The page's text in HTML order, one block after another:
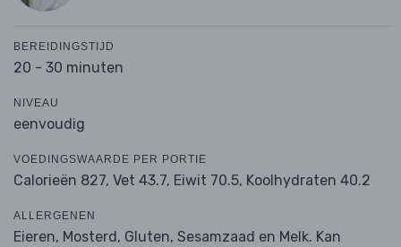
BEREIDINGSTIJD
20 - 30 minuten
NIVEAU
eenvoudig
VOEDINGSWAARDE PER PORTIE
Calorieën 827, Vet 43.7, Eiwit 70.5, Koolhydraten 40.2
ALLERGENEN
Eieren, Mosterd, Gluten, Sesamzaad en Melk. Kan